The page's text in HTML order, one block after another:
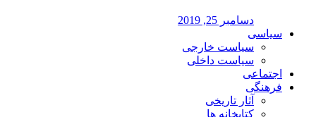
دسامبر 25, 2019
سیاسی
سیاست خارجی
سیاست داخلی
اجتماعی
فرهنگی
آثار تاریخی
کتابخانه ها